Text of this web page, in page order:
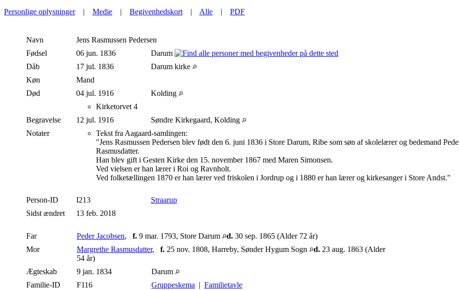
Personlige oplysninger| Medie | Begivenhedskort | Alle | PDF
Navn Jens Rasmussen Pedersen
Fødsel
06 jun. 1836
Darum
Dåb
17 jul. 1836
Darum kirke
Køn
Mand
Død
04 jul. 1916
Kolding
Kirketorvet 4
Begravelse
12 jul. 1916
Søndre Kirkegaard, Kolding
Notater
Tekst fra Aagaard-samlingen:
"Jens Rasmussen Pedersen blev født den 6. juni 1836 i Store Darum, Ribe som søn af skolelærer og bedemand
Rasmusdatter.
Han blev gift i Gesten Kirke den 15. november 1867 med Maren Simonsen.
Ved vielsen er han lærer i Roi og Ravnholt.
Ved folketællingen 1870 er han lærer ved friskolen i Jordrup og i 1880 er han lærer og kirkesanger i Store Andst."
Person-ID I213
Straarup
Sidst ændret
13 feb. 2018
Far Peder Jacobsen, f. 9 mar. 1793, Store Darum d. 30 sep. 1865 (Alder 72 år)
Mor
Margrethe Rasmusdatter, f. 25 nov. 1808, Harreby, Sønder Hygum Sogn d. 23 aug. 1863 (Alder
54 år)
Ægteskab
9 jan. 1834
Darum
Familie-ID
F116 Gruppeskema | Familietavle